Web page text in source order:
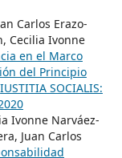
Carlos Erazo-
Cecilia Ivonne
en el Marco
del Principio
IUSTITIA SOCIALIS:
Ivonne Narváez-
Juan Carlos